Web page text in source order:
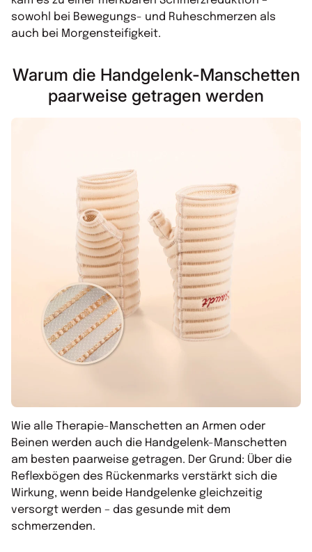
sowohl bei Bewegungs- und Ruheschmerzen als
auch bei Morgensteifigkeit.
Warum die Handgelenk-Manschetten
paarweise getragen werden
Wie alle Therapie-Manschetten an Armen oder
Beinen werden auch die Handgelenk-Manschetten
am besten paarweise getragen. Der Grund: Über die
Reflexbögen des Rückenmarks verstärkt sich die
Wirkung, wenn beide Handgelenke gleichzeitig
versorgt werden – das gesunde mit dem
schmerzenden.